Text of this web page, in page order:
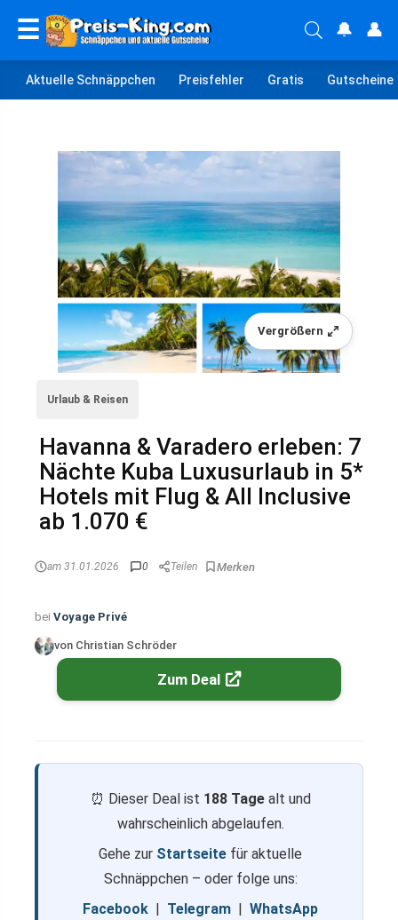
☰ 🔔 👤
Aktuelle Schnäppchen Preisfehler Gratis Gutscheine
Vergrößern
Urlaub & Reisen
Havanna & Varadero erleben: 7
Nächte Kuba Luxusurlaub in 5*
Hotels mit Flug & All Inclusive
ab 1.070 €
am 31.01.2026 0 Teilen
bei Voyage Privé
von Christian Schröder
Zum Deal
⏰ Dieser Deal ist 188 Tagealt und
wahrscheinlich abgelaufen.
Gehe zur Startseite für aktuelle
Schnäppchen – oder folge uns:
Facebook | Telegram | WhatsApp